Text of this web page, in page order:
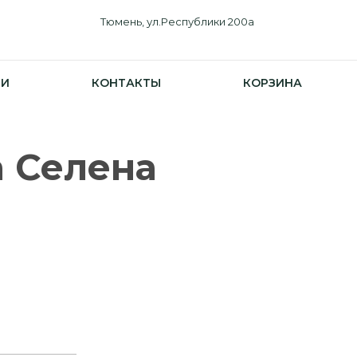
Тюмень, ул.Республики 200а
КОНТАКТЫ КОРЗИНА
Селена